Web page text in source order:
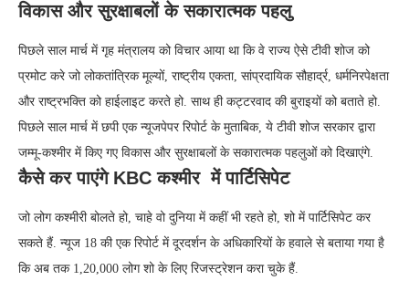
विकास और सुरक्षाबलों के सकारात्मक पहलु
पिछले साल मार्च में गृह मंत्रालय को विचार आया था कि वे राज्य ऐसे टीवी शोज को
प्रमोट करे जो लोकतांत्रिक मूल्यों, राष्ट्रीय एकता, सांप्रदायिक सौहार्द्र, धर्मनिरपेक्षता
और राष्ट्रभक्ति को हाईलाइट करते हो. साथ ही कट्टरवाद की बुराइयों को बताते हो.
पिछले साल मार्च में छपी एक न्यूजपेपर रिपोर्ट के मुताबिक, ये टीवी शोज सरकार द्वारा
जम्मू-कश्मीर में किए गए विकास और सुरक्षाबलों के सकारात्मक पहलुओं को दिखाएंगे.
कैसे कर पाएंगे KBC कश्मीर में पार्टिसिपेट
जो लोग कश्मीरी बोलते हो, चाहे वो दुनिया में कहीं भी रहते हो, शो में पार्टिसिपेट कर
सकते हैं. न्यूज 18 की एक रिपोर्ट में दूरदर्शन के अधिकारियों के हवाले से बताया गया है
कि अब तक 1,20,000 लोग शो के लिए रिजस्ट्रेशन करा चुके हैं.